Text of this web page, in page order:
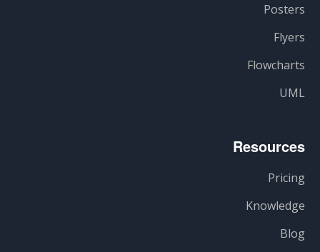
Posters
Flyers
Flowcharts
UML
Resources
Pricing
Knowledge
Blog